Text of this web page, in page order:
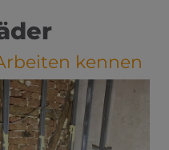
kennen